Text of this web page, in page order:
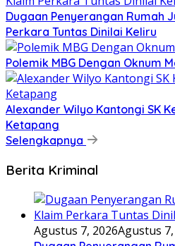
Dugaan Penyerangan Rumah
Perkara Tuntas Dinilai Keliru
Polemik MBG Dengan Oknum
Alexander Wilyo Kantongi SK
Ketapang
Selengkapnya
Berita Kriminal
Agustus 7, 2026Agustus